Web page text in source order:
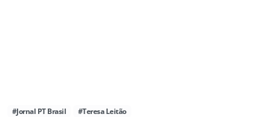
#Jornal PT Brasil #Teresa Leitão